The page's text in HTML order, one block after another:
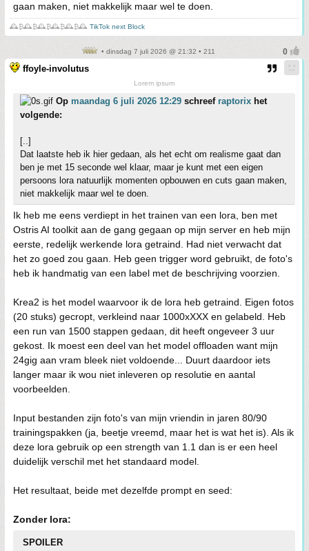
gaan maken, niet makkelijk maar wel te doen.
🕰️₿🕰️₿🕰️₿🕰️₿🕰️₿🕰️ TikTok next Block
• dinsdag 7 juli 2026 @ 21:32 • 211
ffoyle-involutus
Lorem ipsum
Op maandag 6 juli 2026 12:29 schreef raptorix het
volgende:
[..]
Dat laatste heb ik hier gedaan, als het echt om realisme gaat dan
ben je met 15 seconde wel klaar, maar je kunt met een eigen
persoons lora natuurlijk momenten opbouwen en cuts gaan maken,
niet makkelijk maar wel te doen.
Ik heb me eens verdiept in het trainen van een lora, ben met
Ostris AI toolkit aan de gang gegaan op mijn server en heb mijn
eerste, redelijk werkende lora getraind. Had niet verwacht dat
het zo goed zou gaan. Heb geen trigger word gebruikt, de foto's
heb ik handmatig van een label met de beschrijving voorzien.
Krea2 is het model waarvoor ik de lora heb getraind. Eigen fotos
(20 stuks) gecropt, verkleind naar 1000xXXX en gelabeld. Heb
een run van 1500 stappen gedaan, dit heeft ongeveer 3 uur
gekost. Ik moest een deel van het model offloaden want mijn
24gig aan vram bleek niet voldoende... Duurt daardoor iets
langer maar ik wou niet inleveren op resolutie en aantal
voorbeelden.
Input bestanden zijn foto's van mijn vriendin in jaren 80/90
trainingspakken (ja, beetje vreemd, maar het is wat het is). Als ik
deze lora gebruik op een strength van 1.1 dan is er een heel
duidelijk verschil met het standaard model.
Het resultaat, beide met dezelfde prompt en seed:
Zonder lora:
SPOILER